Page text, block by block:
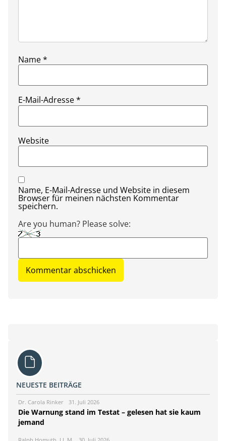
Name*
E-Mail-Adresse*
Website
Name, E-Mail-Adresse und Website in diesem
Browser für meinen nächsten Kommentar
speichern.
Are you human? Please solve:
NEUESTE BEITRÄGE
Dr. Carola Rinker 31. Juli 2026
Die Warnung stand im Testat – gelesen hat sie kaum
jemand